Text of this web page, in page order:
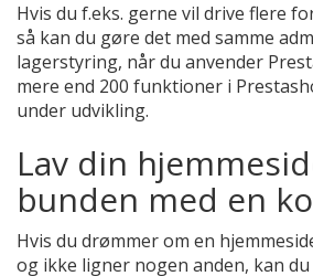
Hvis du f.eks. gerne vil drive flere
så kan du gøre det med samme
lagerstyring, når du anvender
mere end 200 funktioner i
under udvikling.
Lav din
bunden med en
Hvis du drømmer om en
og ikke ligner nogen anden, kan